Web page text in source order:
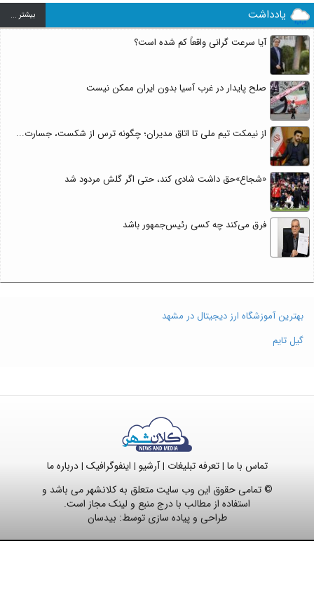
یادداشت بيشتر ...
آیا سرعت گرانی واقعاً کم شده است؟
صلح پایدار در غرب آسیا بدون ایران ممکن نیست
از نیمکت تیم ملی تا اتاق مدیران؛ چگونه ترس از شکست، جسارت...
«شجاع»حق داشت شادی کند، حتی اگر گلش مردود شد
فرق می‌کند چه کسی رئیس‌جمهور باشد
بهترین آموزشگاه ارز دیجیتال در مشهد
گیل تایم
تماس با ما |تعرفه تبلیغات |آرشیو | اینفوگرافیک |درباره ما
© تمامی حقوق این وب سایت متعلق به کلانشهر می باشد و
استفاده از مطالب با درج منبع و لینک مجاز است.
طراحی و پیاده سازی توسط: بیدسان